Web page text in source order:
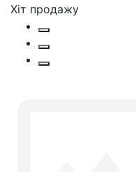
Хіт продажу